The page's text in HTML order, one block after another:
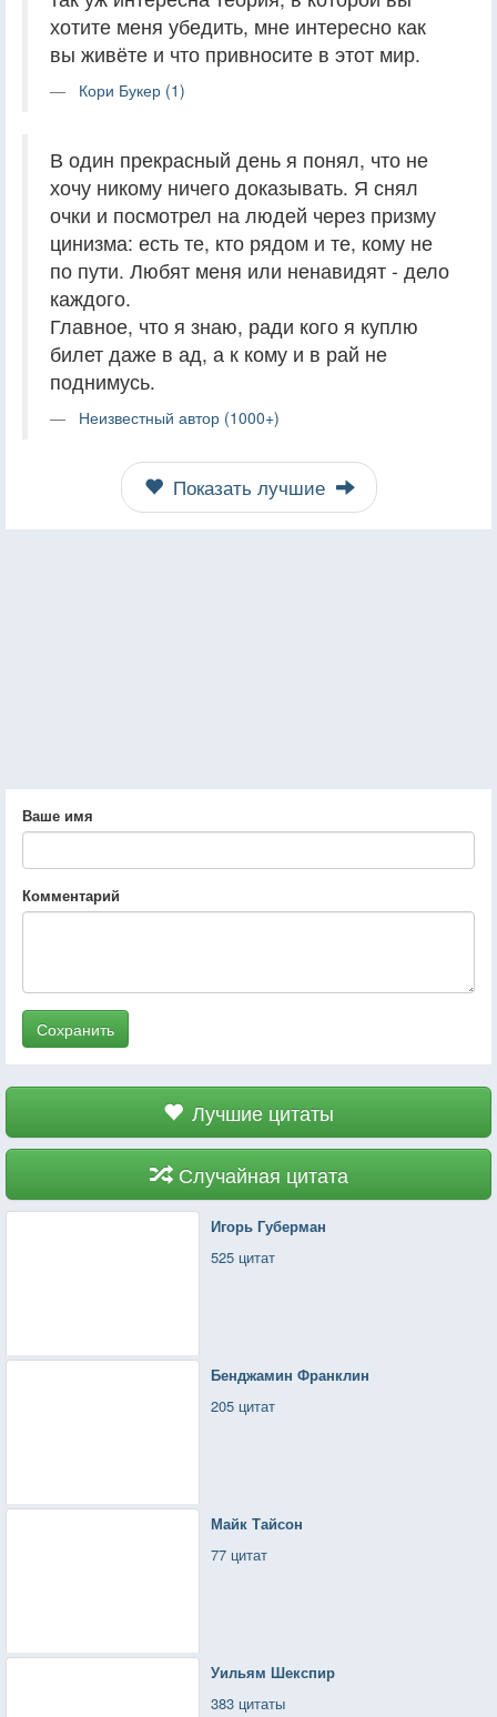
хотите меня убедить, мне интересно как
вы живёте и что привносите в этот мир.
Кори Букер (1)
В один прекрасный день я понял, что не
хочу никому ничего доказывать. Я снял
очки и посмотрел на людей через призму
цинизма: есть те, кто рядом и те, кому не
по пути. Любят меня или ненавидят - дело
каждого.
Главное, что я знаю, ради кого я куплю
билет даже в ад, а к кому и в рай не
поднимусь.
Неизвестный автор (1000+)
Показать лучшие
Ваше имя
Комментарий
Сохранить
Лучшие цитаты
Случайная цитата
Игорь Губерман
525 цитат
Бенджамин Франклин
205 цитат
Майк Тайсон
77 цитат
Уильям Шекспир
383 цитаты